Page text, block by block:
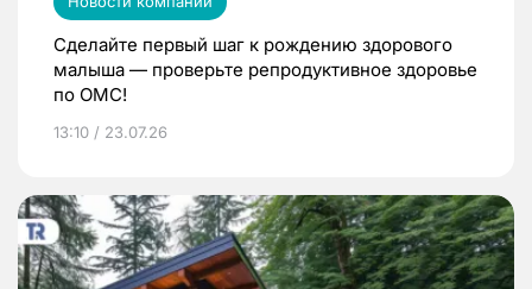
Сделайте первый шаг к рождению здорового
малыша — проверьте репродуктивное здоровье
по ОМС!
13:10 / 23.07.26